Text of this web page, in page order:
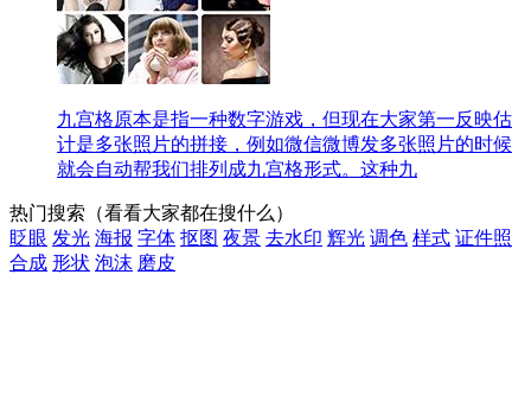
九宫格原本是指一种数字游戏，但现在大家第一反映估
计是多张照片的拼接，例如微信微博发多张照片的时候
就会自动帮我们排列成九宫格形式。这种九
热门搜索 （看看大家都在搜什么）
眨眼 发光 海报 字体 抠图 夜景 去水印 辉光 调色 样式 证件照
合成 形状 泡沫 磨皮